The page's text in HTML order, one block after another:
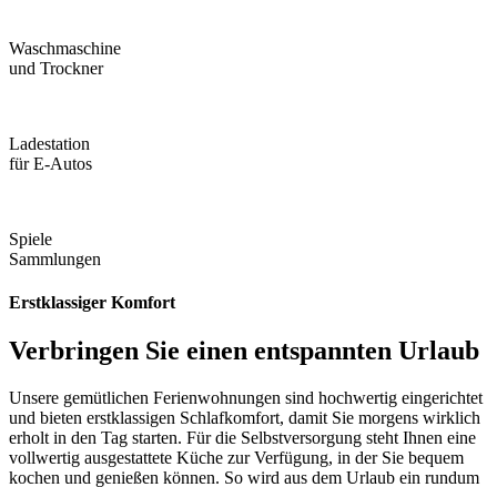
Waschmaschine
und Trockner
Ladestation
für E-Autos
Spiele
Sammlungen
Erstklassiger Komfort
Verbringen Sie einen entspannten Urlaub
Unsere gemütlichen Ferienwohnungen sind hochwertig eingerichtet
und bieten erstklassigen Schlafkomfort, damit Sie morgens wirklich
erholt in den Tag starten. Für die Selbstversorgung steht Ihnen eine
vollwertig ausgestattete Küche zur Verfügung, in der Sie bequem
kochen und genießen können. So wird aus dem Urlaub ein rundum